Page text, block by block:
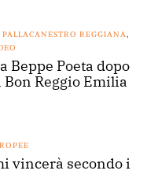
PALLACANESTRO REGGIANA,
Beppe Poeta dopo
Reggio Emilia
vincerà secondo i